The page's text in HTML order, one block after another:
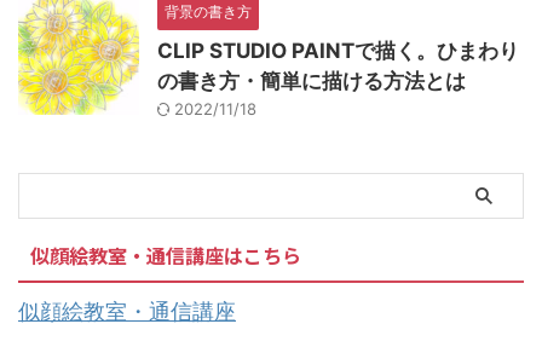
背景の書き方
CLIP STUDIO PAINTで描く。ひまわり
の書き方・簡単に描ける方法とは
2022/11/18
似顔絵教室・通信講座はこちら
似顔絵教室・通信講座